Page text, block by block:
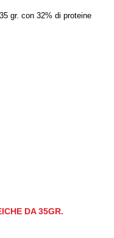
gr. con 32% di proteine
DA 35GR.